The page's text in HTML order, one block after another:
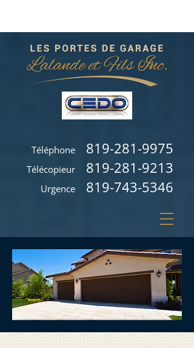
Téléphone 819-281-9975
Télécopieur 819-281-9213
Urgence 819-743-5346